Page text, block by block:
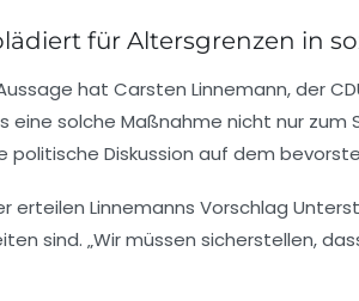
für Altersgrenzen in
hat Carsten Linnemann, der
eine solche Maßnahme nicht nur
Diskussion auf dem
erteilen Linnemanns Vorschlag
sind. „Wir müssen sicherstellen,